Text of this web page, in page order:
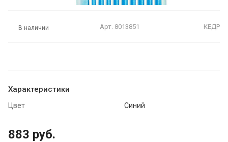
В наличии Арт. 8013851 КЕДР
Характеристики
Цвет Синий
883 руб.